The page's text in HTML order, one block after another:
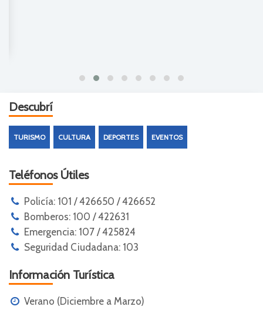
Descubrí
TURISMO CULTURA DEPORTES EVENTOS
Teléfonos Útiles
Policía: 101 / 426650 / 426652
Bomberos: 100 / 422631
Emergencia: 107 / 425824
Seguridad Ciudadana: 103
Información Turística
Verano (Diciembre a Marzo)